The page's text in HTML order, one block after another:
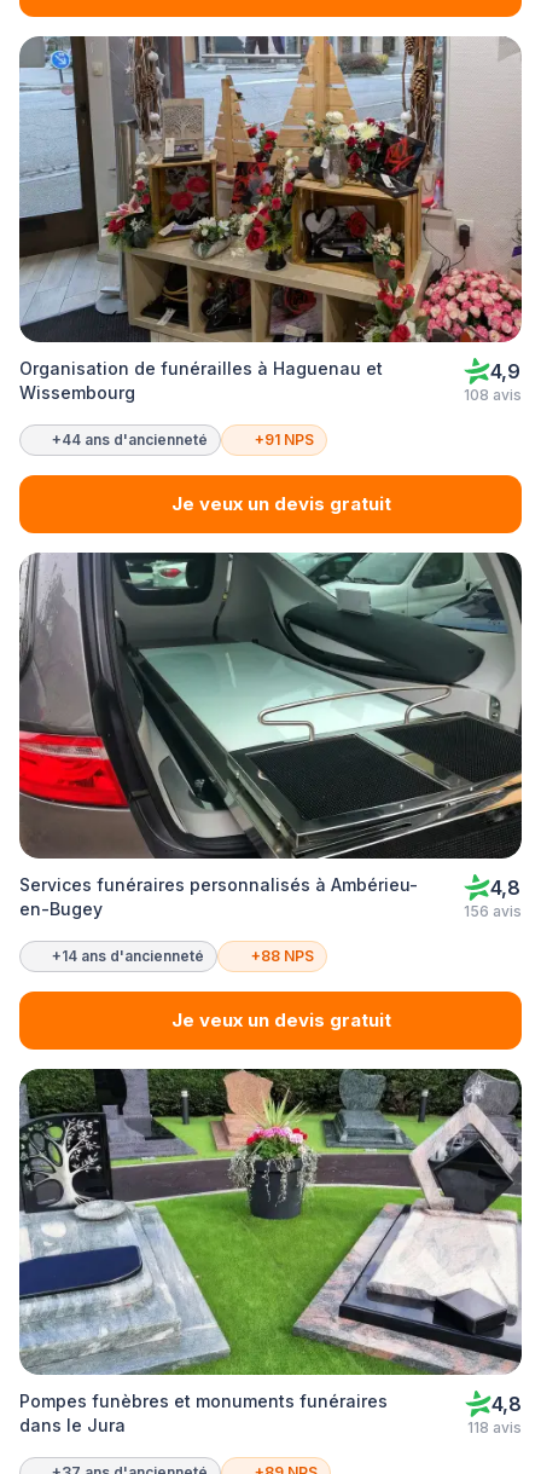
Organisation de funérailles à Haguenau et
Wissembourg
4,9
108 avis
+44 ans d'ancienneté +91 NPS
Je veux un devis gratuit
Services funéraires personnalisés à Ambérieu-
en-Bugey
4,8
156 avis
+14 ans d'ancienneté +88 NPS
Je veux un devis gratuit
Pompes funèbres et monuments funéraires
dans le Jura
4,8
118 avis